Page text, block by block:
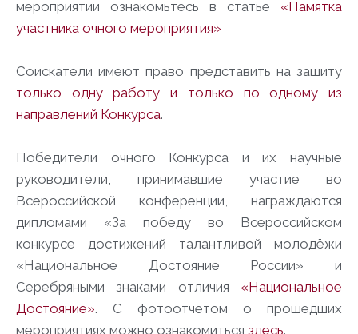
мероприятии ознакомьтесь в статье «Памятка
участника очного мероприятия»
Соискатели имеют право представить на защиту
только одну работу и только по одному из
направлений Конкурса.
Победители очного Конкурса и их научные
руководители, принимавшие участие во
Всероссийской конференции, награждаются
дипломами «За победу во Всероссийском
конкурсе достижений талантливой молодёжи
«Национальное Достояние России» и
Серебряными знаками отличия «Национальное
Достояние». С фотоотчётом о прошедших
мероприятиях можно ознакомиться здесь.